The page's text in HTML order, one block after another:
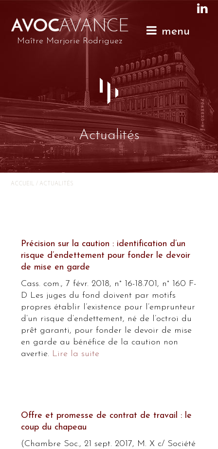
Maître Marjorie Rodriguez
menu
Actualités
ACCUEIL / ACTUALITÉS
Précision sur la caution : identification d’un
risque d’endettement pour fonder le devoir
de mise en garde
Cass. com., 7 févr. 2018, n° 16-18.701, n° 160 F-
D Les juges du fond doivent par motifs
propres établir l’existence pour l’emprunteur
d’un risque d’endettement, né de l’octroi du
prêt garanti, pour fonder le devoir de mise
en garde au bénéfice de la caution non
avertie. Lire la suite
Offre et promesse de contrat de travail : le
coup du chapeau
(Chambre Soc., 21 sept. 2017, M. X c/ Société